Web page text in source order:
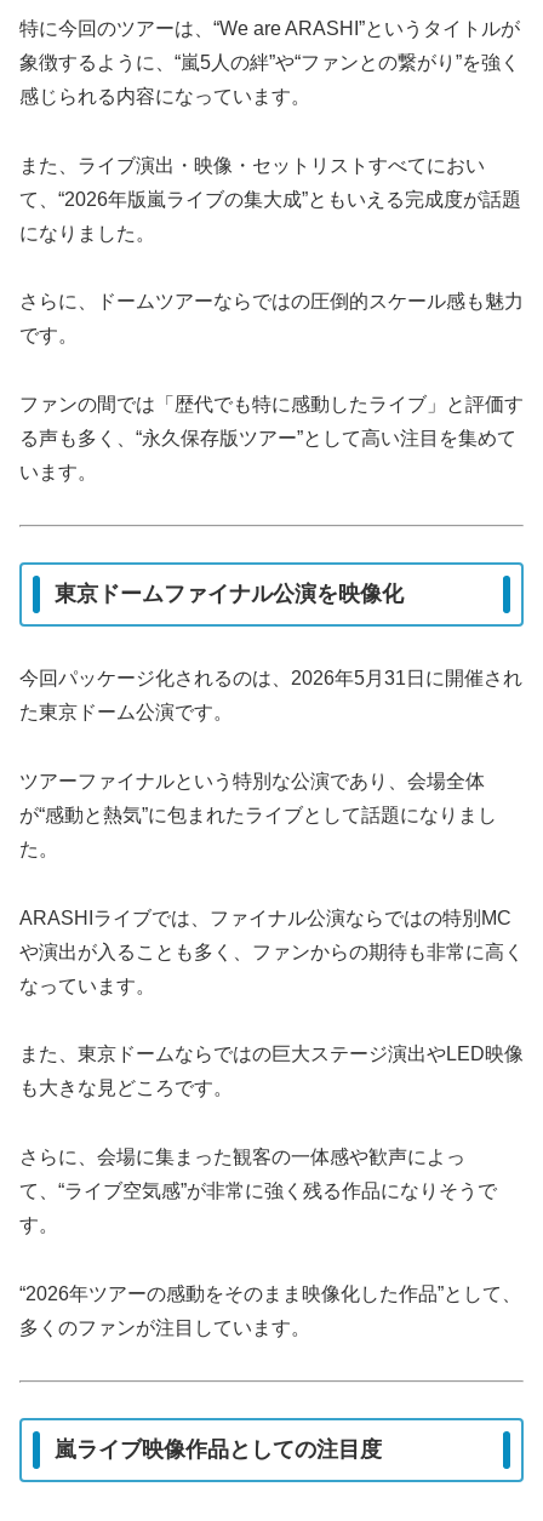
特に今回のツアーは、“We are ARASHI”というタイトルが
象徴するように、“嵐5人の絆”や“ファンとの繋がり”を強く
感じられる内容になっています。
また、ライブ演出・映像・セットリストすべてにおい
て、“2026年版嵐ライブの集大成”ともいえる完成度が話題
になりました。
さらに、ドームツアーならではの圧倒的スケール感も魅力
です。
ファンの間では「歴代でも特に感動したライブ」と評価す
る声も多く、“永久保存版ツアー”として高い注目を集めて
います。
東京ドームファイナル公演を映像化
今回パッケージ化されるのは、2026年5月31日に開催され
た東京ドーム公演です。
ツアーファイナルという特別な公演であり、会場全体
が“感動と熱気”に包まれたライブとして話題になりまし
た。
ARASHIライブでは、ファイナル公演ならではの特別MC
や演出が入ることも多く、ファンからの期待も非常に高く
なっています。
また、東京ドームならではの巨大ステージ演出やLED映像
も大きな見どころです。
さらに、会場に集まった観客の一体感や歓声によっ
て、“ライブ空気感”が非常に強く残る作品になりそうで
す。
“2026年ツアーの感動をそのまま映像化した作品”として、
多くのファンが注目しています。
嵐ライブ映像作品としての注目度